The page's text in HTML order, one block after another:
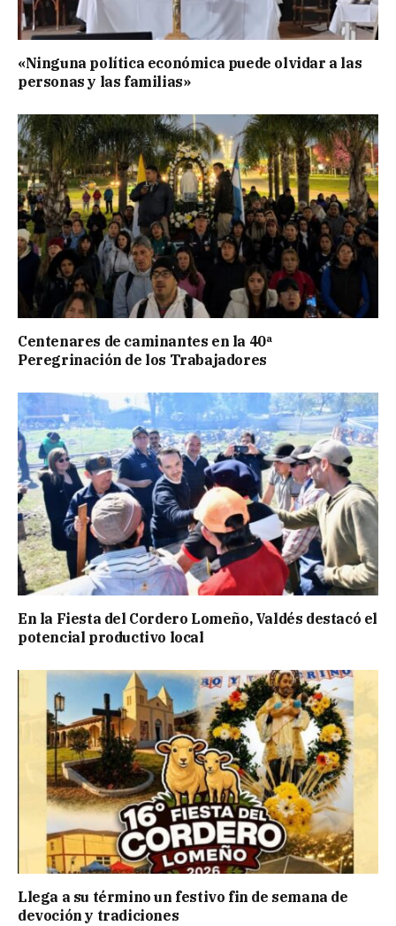
«Ninguna política económica puede olvidar a las
personas y las familias»
Centenares de caminantes en la 40ª
Peregrinación de los Trabajadores
En la Fiesta del Cordero Lomeño, Valdés destacó el
potencial productivo local
Llega a su término un festivo fin de semana de
devoción y tradiciones